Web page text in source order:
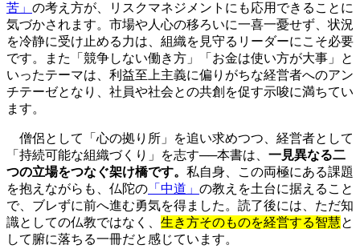
苦」 の考え方が、リスクマネジメントにも応用できることに
気づかされます。市場や人心の移ろいに一喜一憂せず、状況
を冷静に受け止める力は、組織を見守るリーダーにこそ必要
です。また「競争しない働き方」「お金は使い方が大事」と
いったテーマは、利益至上主義に偏りがちな経営者へのアン
チテーゼとなり、社員や社会との共創を促す示唆に満ちてい
ます。
僧侶として「心の拠り所」を追い求めつつ、経営者として
「持続可能な組織づくり」を志す──本書は、 一見異なる二
つの立場をつなぐ架け橋です。 私自身、この両極にある課題
を抱えながらも、仏陀の 「中道」 の教えを土台に据えること
で、ブレずに前へ進む勇気を得ました。読了後には、ただ知
識としての仏教ではなく、 生き方そのものを経営する智慧と
して腑に落ちる一冊だと感じています。